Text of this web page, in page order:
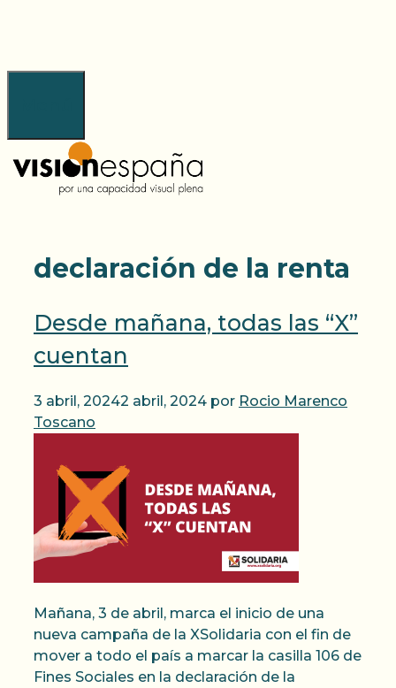
declaración de la renta
Desde mañana, todas las “X”
cuentan
3 abril, 20242 abril, 2024 por Rocio Marenco
Toscano
Mañana, 3 de abril, marca el inicio de una
nueva campaña de la XSolidaria con el fin de
mover a todo el país a marcar la casilla 106 de
Fines Sociales en la declaración de la